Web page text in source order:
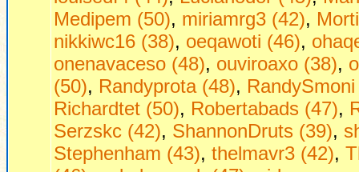
Medipem (50), miriamrg3 (42),
nikkiwc16 (38), oeqawoti (46),
onenavaceso (48), ouviroaxo (38),
(50), Randyprota (48),
Richardtet (50), Robertabads (47),
Serzskc (42), ShannonDruts (39),
Stephenham (43), thelmavr3 (42),